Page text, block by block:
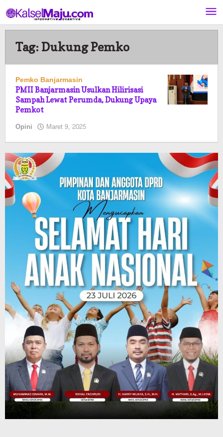
ke
konten
Tag: Dukung Pemko
Pemko Banjarmasin
PMII Banjarmasin Usulkan Hilirisasi
Sampah Lewat Perumda, Dukung Upaya
Pemkot
Opini Maret 9, 2025